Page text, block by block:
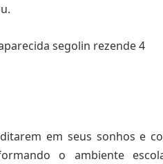
em seus sonhos e
o ambiente